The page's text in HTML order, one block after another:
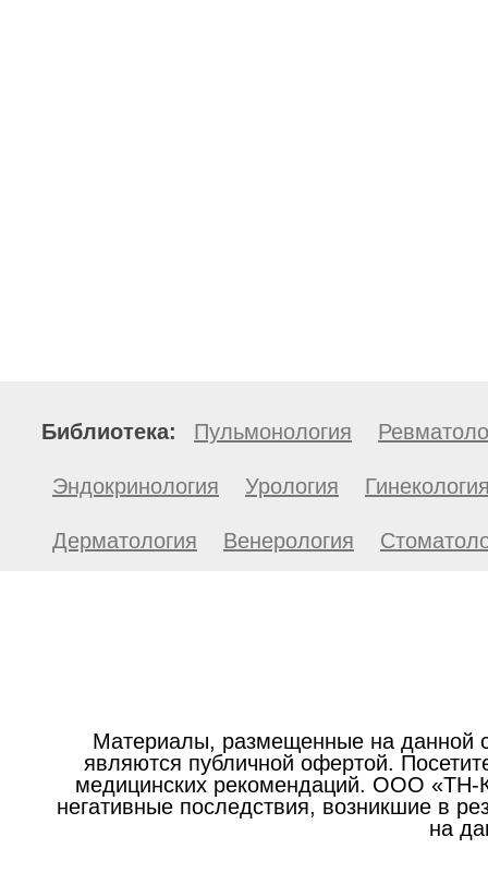
Библиотека: Пульмонология
Эндокринология Урология
Дерматология Венерология
Материалы, размещенные на данной
являются публичной офертой.
медицинских рекомендаций. ООО «ТН-
негативные последствия, возникшие в
на